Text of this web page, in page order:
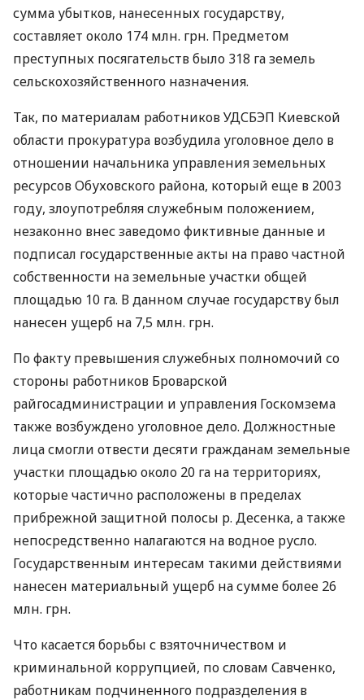
сумма убытков, нанесенных государству,
составляет около 174 млн. грн. Предметом
преступных посягательств было 318 га земель
сельскохозяйственного назначения.
Так, по материалам работников УДСБЭП Киевской
области прокуратура возбудила уголовное дело в
отношении начальника управления земельных
ресурсов Обуховского района, который еще в 2003
году, злоупотребляя служебным положением,
незаконно внес заведомо фиктивные данные и
подписал государственные акты на право частной
собственности на земельные участки общей
площадью 10 га. В данном случае государству был
нанесен ущерб на 7,5 млн. грн.
По факту превышения служебных полномочий со
стороны работников Броварской
райгосадминистрации и управления Госкомзема
также возбуждено уголовное дело. Должностные
лица смогли отвести десяти гражданам земельные
участки площадью около 20 га на территориях,
которые частично расположены в пределах
прибрежной защитной полосы р. Десенка, а также
непосредственно налагаются на водное русло.
Государственным интересам такими действиями
нанесен материальный ущерб на сумме более 26
млн. грн.
Что касается борьбы с взяточничеством и
криминальной коррупцией, по словам Савченко,
работникам подчиненного подразделения в